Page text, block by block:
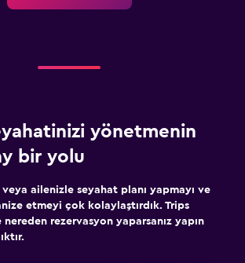
yönetmenin
bir yolu
veya ailenizle seyahat planı yapmayı ve
etmeyi çok kolaylaştırdık. Trips
rezervasyon yaparsanız yapın